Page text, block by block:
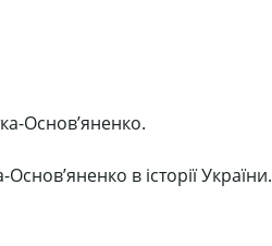
Основ’яненко.
в історії України.